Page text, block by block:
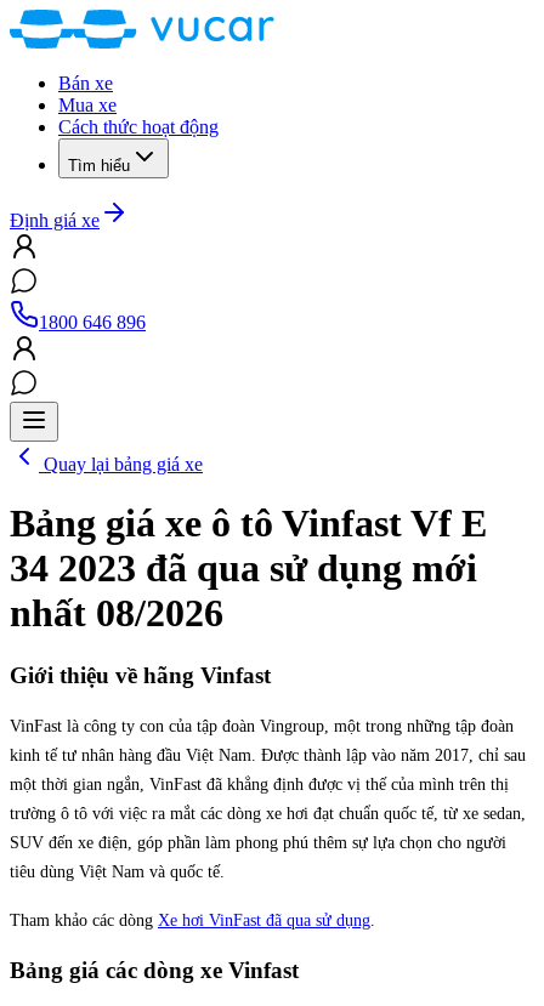
Bán xe
Mua xe
Cách thức hoạt động
Tìm hiểu
Định giá xe
1800 646 896
Quay lại bảng giá xe
Bảng giá xe ô tô Vinfast Vf E
34 2023 đã qua sử dụng mới
nhất 08/2026
Giới thiệu về hãng Vinfast
VinFast là công ty con của tập đoàn Vingroup, một trong những tập đoàn
kinh tế tư nhân hàng đầu Việt Nam. Được thành lập vào năm 2017, chỉ sau
một thời gian ngắn, VinFast đã khẳng định được vị thế của mình trên thị
trường ô tô với việc ra mắt các dòng xe hơi đạt chuẩn quốc tế, từ xe sedan,
SUV đến xe điện, góp phần làm phong phú thêm sự lựa chọn cho người
tiêu dùng Việt Nam và quốc tế.
Tham khảo các dòng Xe hơi VinFast đã qua sử dụng
Bảng giá các dòng xe Vinfast